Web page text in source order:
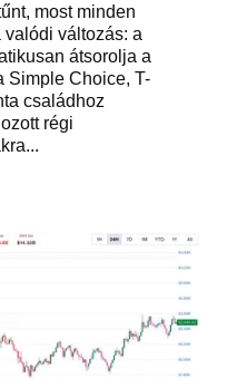
most minden
változás: a
átsorolja a
Simple Choice, T-
családhoz
régi